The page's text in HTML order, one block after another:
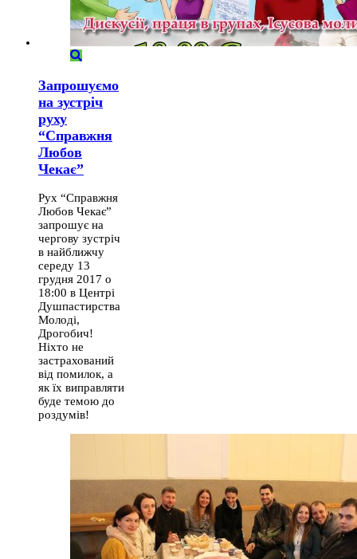
Запрошуємо
на зустріч
руху
“Справжня
Любов
Чекає”
Рух “Справжня
Любов Чекає”
запрошує на
чергову зустріч
в найближчу
середу 13
грудня 2017 о
18:00 в Центрі
Душпастирства
Молоді,
Дрогобич!
Ніхто не
застрахований
від помилок, а
як їх виправляти
буде темою до
роздумів!